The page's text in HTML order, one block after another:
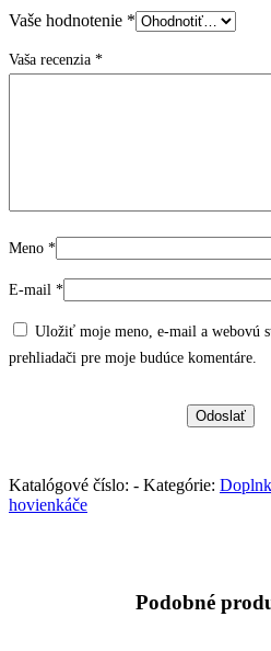
Vaše hodnotenie *
Vaša recenzia *
Meno *
E-mail *
Uložiť moje meno, e-mail a webovú
prehliadači pre moje budúce komentáre.
Katalógové číslo: - Kategórie:
hovienkáče
Podobné